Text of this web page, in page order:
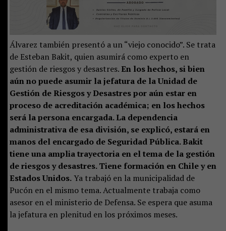
Álvarez también presentó a un “viejo conocido”. Se trata
de Esteban Bakit, quien asumirá como experto en
gestión de riesgos y desastres. En los hechos, si bien
aún no puede asumir la jefatura de la Unidad de
Gestión de Riesgos y Desastres por aún estar en
proceso de acreditación académica; en los hechos
será la persona encargada. La dependencia
administrativa de esa división, se explicó, estará en
manos del encargado de Seguridad Pública. Bakit
tiene una amplia trayectoria en el tema de la gestión
de riesgos y desastres. Tiene formación en Chile y en
Estados Unidos.Ya trabajó en la municipalidad de
Pucón en el mismo tema. Actualmente trabaja como
asesor en el ministerio de Defensa. Se espera que asuma
la jefatura en plenitud en los próximos meses.